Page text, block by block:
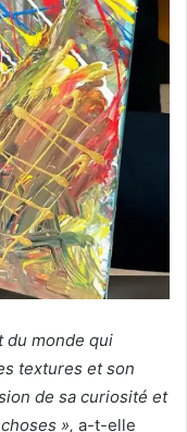
du monde qui
textures et son
de sa curiosité et
», a-t-elle